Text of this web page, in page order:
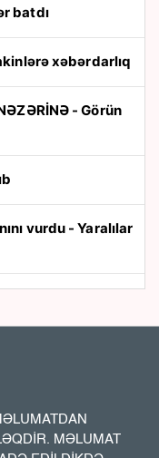
batdı
xəbərdarlıq
MƏLUMAT